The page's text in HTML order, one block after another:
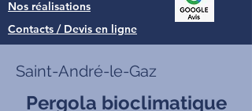
Nos réalisations
Contacts / Devis en ligne
Saint-André-le-Gaz
Pergola bioclimatique